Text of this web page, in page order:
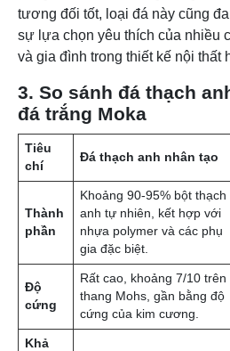
tương đối tốt, loại đá này cũng
sự lựa chọn yêu thích của nhiều
và gia đình trong thiết kế nội thất
3. So sánh đá thạch
đá trắng Moka